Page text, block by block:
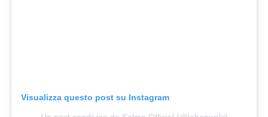
Visualizza questo post su Instagram